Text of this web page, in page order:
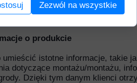
o produkcie
istotne informacje, takie
dotyczące montażu/montażu,
Dzięki tym danym klienci
Zezwól na wszystkie